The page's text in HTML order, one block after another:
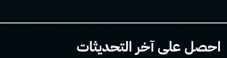
احصل على آخر التحديثات